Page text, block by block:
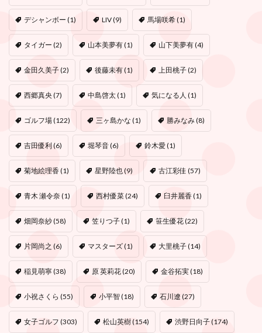
デシャンボー (1) LIV(9) 馬場咲希(1)
タイガー (2) 山本美夢有(1) 山下美夢有(4)
金田久美子(2) 後藤未有(1) 上田桃子(2)
西郷真央(7) 中島啓太(1) 気になる人 (1)
ゴルフ場(122) 三ヶ島かな (1) 勝みなみ(8)
吉田優利(6) 堀琴音(6) 鈴木愛(1)
菊地絵理香(1) 星野陸也(9) 古江彩佳 (57)
青木 瀬令奈(1) 西村優菜(24) 臼井麗香(1)
畑岡奈紗(58) 笠りつ子(1) 笹生優花(22)
片岡尚之 (6) マスターズ(1) 大里桃子(14)
稲見萌寧(38) 原 英莉花(20) 金谷拓実(18)
小祝さくら (55) 小平智(18) 石川遼 (27)
女子ゴルフ (303) 松山英樹(154) 渋野日向子(174)